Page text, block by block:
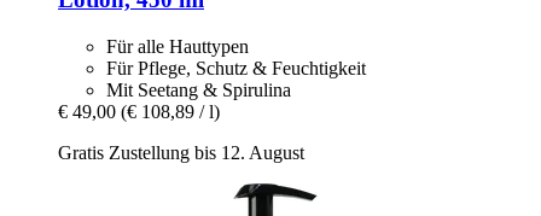
Für alle Hauttypen
Für Pflege, Schutz & Feuchtigkeit
Mit Seetang & Spirulina
€ 49,00 (€ 108,89 / l)
Gratis Zustellung bis 12. August